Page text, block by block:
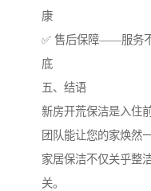
康
✅ 售后保障——服务
底
五、结语
新房开荒保洁是入住
团队能让您的家焕然
家居保洁不仅关乎整
关。